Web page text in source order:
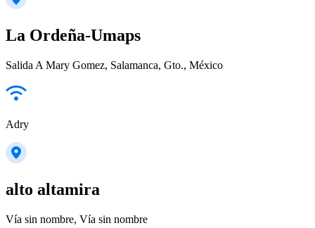
La Ordeña-Umaps
Salida A Mary Gomez, Salamanca, Gto., México
Adry
alto altamira
Vía sin nombre, Vía sin nombre